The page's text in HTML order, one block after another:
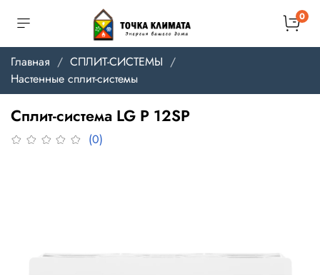
0
Главная
СПЛИТ-СИСТЕМЫ
Настенные сплит-системы
Сплит-система LG P 12SP
(0)